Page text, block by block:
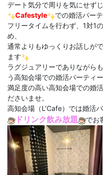
デート気分で周りを気にせず
Cafestyle
での婚活パー
フリータイムを行わず、1対1
め、
通常よりもゆっくりお話しが
ます
ラグジュアリーでありながら
う高知会場での婚活パーティー
満足度の高い高知会場での婚
ださいませ。
高知会場（L’Cafe）では婚活
ドリンク飲み放題 でお